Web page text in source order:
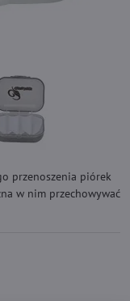
przenoszenia piórek
w nim przechowywać